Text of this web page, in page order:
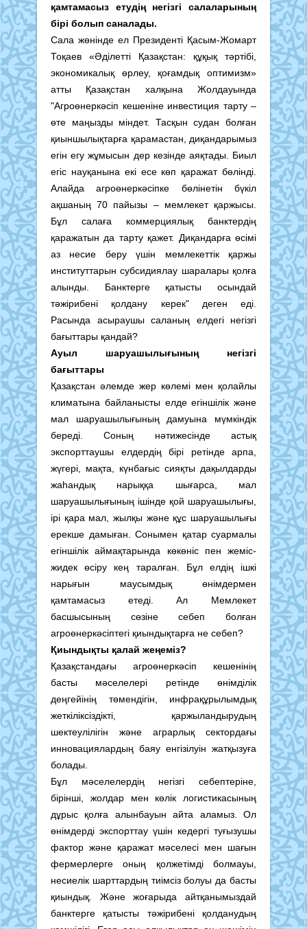
қамтамасыз етудің негізгі салаларының
бірі болып саналады.
Сала жөнінде ел Президенті Қасым-Жомарт
Тоқаев «Әділетті Қазақстан: құқық тәртібі,
экономикалық өрлеу, қоғамдық оптимизм»
атты Қазақстан халқына Жолдауында
"Агроөнеркәсіп кешеніне инвестиция тарту –
өте маңызды міндет. Тасқын судан болған
қиыншылықтарға қарамастан, диқандарымыз
егін егу жұмысын дер кезінде аяқтады. Биыл
егіс науқанына екі есе көп қаражат бөлінді.
Алайда агроөнеркәсіпке бөлінетін бүкіл
ақшаның 70 пайызы – мемлекет қаржысы.
Бұл салаға коммерциялық банктердің
қаражатын да тарту қажет. Диқандарға өсімі
аз несие беру үшін мемлекеттік қаржы
институттарын субсидиялау шаралары қолға
алынды. Банктерге қатысты осындай
тәжірибені қолдану керек" деген еді.
Расында асыраушы саланың елдегі негізгі
бағыттары қандай?
Ауыл шаруашылығының негізгі
бағыттары
Қазақстан әлемде жер көлемі мен қолайлы
климатына байланысты елде егіншілік және
мал шаруашылығының дамуына мүмкіндік
береді. Соның нәтижесінде астық
экспорттаушы елдердің бірі ретінде арпа,
жүгері, мақта, күнбағыс сияқты дақылдарды
жаһандық нарыққа шығарса, мал
шаруашылығының ішінде қой шаруашылығы,
ірі қара мал, жылқы және құс шаруашылығы
ерекше дамыған. Сонымен қатар суармалы
егіншілік аймақтарында көкөніс пен жеміс-
жидек өсіру кең таралған. Бұл елдің ішкі
нарығын маусымдық өнімдермен
қамтамасыз етеді. Ал Мемлекет
басшысының сөзіне себеп болған
агроөнеркәсіптегі қиындықтарға не себеп?
Қиындықты қалай жеңеміз?
Қазақстандағы агроөнеркәсіп кешенінің
басты мәселелері ретінде өнімділік
деңгейінің төмендігін, инфрақұрылымдық
жеткіліксіздікті, қаржыландырудың
шектеулілігін және аграрлық сектордағы
инновациялардың баяу енгізілуін жатқызуға
болады.
Бұл мәселелердің негізгі себептеріне,
бірінші, жолдар мен көлік логистикасының
дұрыс қолға алынбауын айта аламыз. Ол
өнімдерді экспорттау үшін кедергі туғызушы
фактор және қаражат мәселесі мен шағын
фермерлерге оның қолжетімді болмауы,
несиелік шарттардың тиімсіз болуы да басты
қиындық. Және жоғарыда айтқанымыздай
банктерге қатысты тәжірибені қолданудың